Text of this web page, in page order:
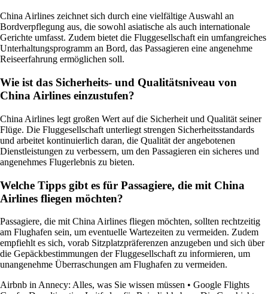
China Airlines zeichnet sich durch eine vielfältige Auswahl an
Bordverpflegung aus, die sowohl asiatische als auch internationale
Gerichte umfasst. Zudem bietet die Fluggesellschaft ein umfangreiches
Unterhaltungsprogramm an Bord, das Passagieren eine angenehme
Reiseerfahrung ermöglichen soll.
Wie ist das Sicherheits- und Qualitätsniveau von
China Airlines einzustufen?
China Airlines legt großen Wert auf die Sicherheit und Qualität seiner
Flüge. Die Fluggesellschaft unterliegt strengen Sicherheitsstandards
und arbeitet kontinuierlich daran, die Qualität der angebotenen
Dienstleistungen zu verbessern, um den Passagieren ein sicheres und
angenehmes Flugerlebnis zu bieten.
Welche Tipps gibt es für Passagiere, die mit China
Airlines fliegen möchten?
Passagiere, die mit China Airlines fliegen möchten, sollten rechtzeitig
am Flughafen sein, um eventuelle Wartezeiten zu vermeiden. Zudem
empfiehlt es sich, vorab Sitzplatzpräferenzen anzugeben und sich über
die Gepäckbestimmungen der Fluggesellschaft zu informieren, um
unangenehme Überraschungen am Flughafen zu vermeiden.
Airbnb in Annecy: Alles, was Sie wissen müssen • Google Flights